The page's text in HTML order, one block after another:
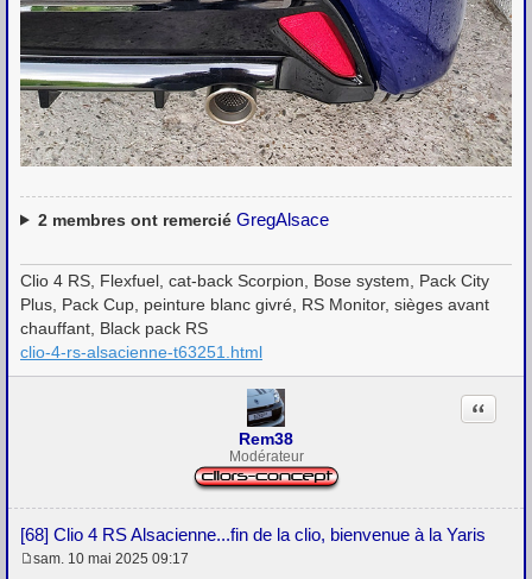
2membres ont remercié GregAlsace
Clio 4 RS, Flexfuel, cat-back Scorpion, Bose system, Pack City
Plus, Pack Cup, peinture blanc givré, RS Monitor, sièges avant
chauffant, Black pack RS
clio-4-rs-alsacienne-t63251.html
Rem38
Modérateur
[68] Clio 4 RS Alsacienne...fin de la clio, bienvenue à la Yaris
Citation
sam. 10 mai 2025 09:17